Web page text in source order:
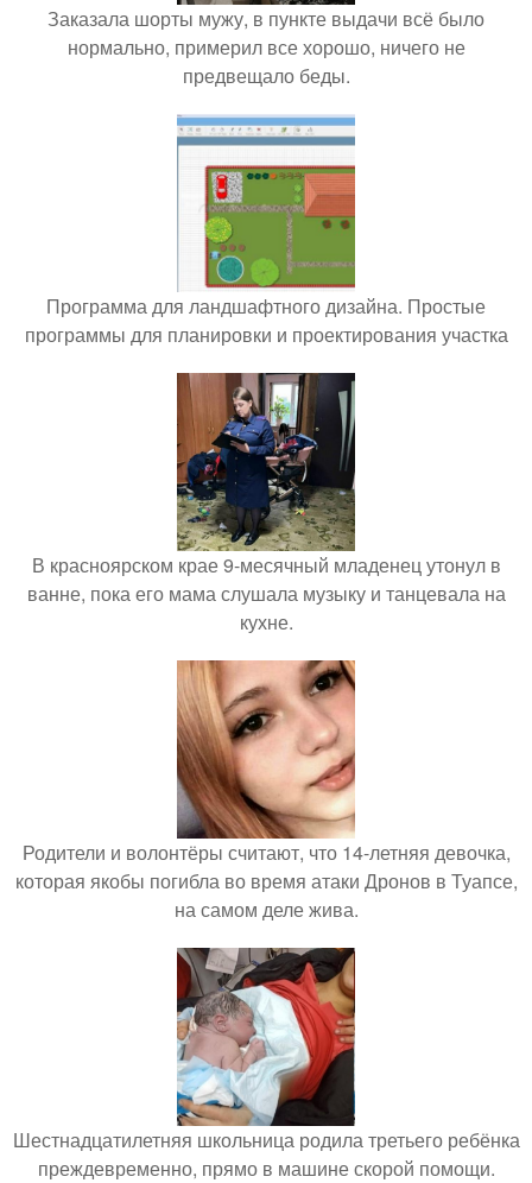
Заказала шорты мужу, в пункте выдачи всё было
нормально, примерил все хорошо, ничего не
предвещало беды.
Программа для ландшафтного дизайна. Простые
программы для планировки и проектирования участка
В красноярском крае 9-месячный младенец утонул в
ванне, пока его мама слушала музыку и танцевала на
кухне.
Родители и волонтёры считают, что 14-летняя девочка,
которая якобы погибла во время атаки Дронов в Туапсе,
на самом деле жива.
Шестнадцатилетняя школьница родила третьего ребёнка
преждевременно, прямо в машине скорой помощи.